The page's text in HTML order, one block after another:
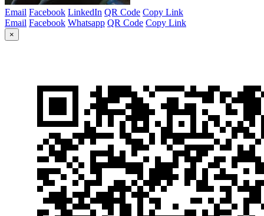
Email Facebook LinkedIn QR Code Copy Link
Email Facebook Whatsapp QR Code Copy Link
×